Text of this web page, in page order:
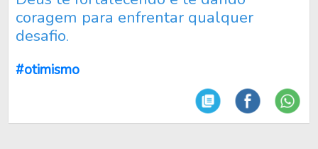
coragem para enfrentar qualquer
desafio.
#otimismo